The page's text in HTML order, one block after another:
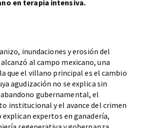
en terapia intensiva.
inundaciones y erosión del
al campo mexicano, una
que el villano principal es el cambio
agudización no se explica sin
gubernamental, el
institucional y el avance del crimen
explican expertos en ganadería,